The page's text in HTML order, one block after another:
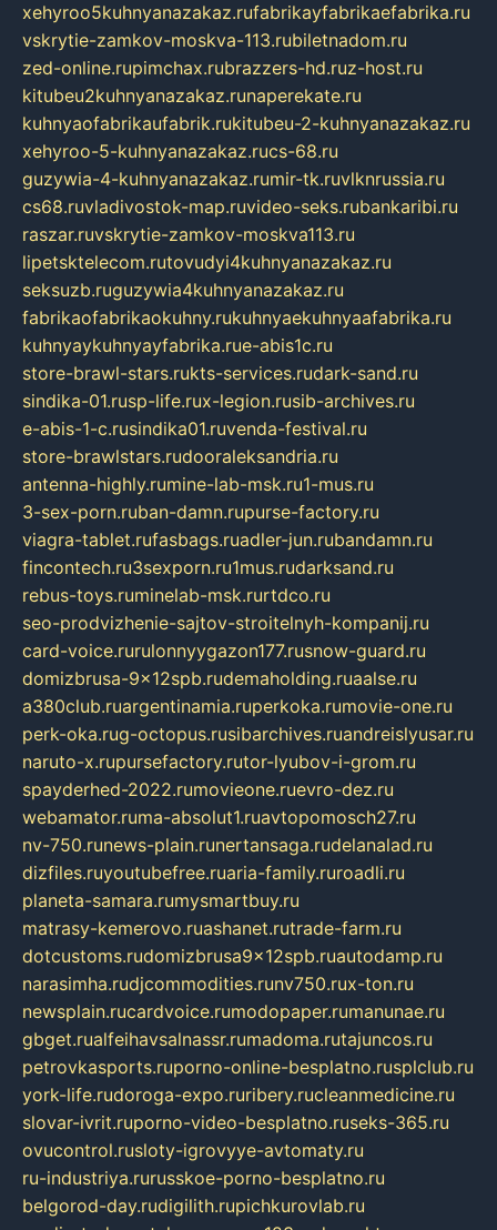
xehyroo5kuhnyanazakaz.rufabrikayfabrikaefabrika.ru
vskrytie-zamkov-moskva-113.rubiletnadom.ru
zed-online.rupimchax.rubrazzers-hd.ruz-host.ru
kitubeu2kuhnyanazakaz.runaperekate.ru
kuhnyaofabrikaufabrik.rukitubeu-2-kuhnyanazakaz.ru
xehyroo-5-kuhnyanazakaz.rucs-68.ru
guzywia-4-kuhnyanazakaz.rumir-tk.ruvlknrussia.ru
cs68.ruvladivostok-map.ruvideo-seks.rubankaribi.ru
raszar.ruvskrytie-zamkov-moskva113.ru
lipetsktelecom.rutovudyi4kuhnyanazakaz.ru
seksuzb.ruguzywia4kuhnyanazakaz.ru
fabrikaofabrikaokuhny.rukuhnyaekuhnyaafabrika.ru
kuhnyaykuhnyayfabrika.rue-abis1c.ru
store-brawl-stars.rukts-services.rudark-sand.ru
sindika-01.rusp-life.rux-legion.rusib-archives.ru
e-abis-1-c.rusindika01.ruvenda-festival.ru
store-brawlstars.rudooraleksandria.ru
antenna-highly.rumine-lab-msk.ru1-mus.ru
3-sex-porn.ruban-damn.rupurse-factory.ru
viagra-tablet.rufasbags.ruadler-jun.rubandamn.ru
fincontech.ru3sexporn.ru1mus.rudarksand.ru
rebus-toys.ruminelab-msk.rurtdco.ru
seo-prodvizhenie-sajtov-stroitelnyh-kompanij.ru
card-voice.rurulonnyygazon177.rusnow-guard.ru
domizbrusa-9x12spb.rudemaholding.ruaalse.ru
a380club.ruargentinamia.ruperkoka.rumovie-one.ru
perk-oka.rug-octopus.rusibarchives.ruandreislyusar.ru
naruto-x.rupursefactory.rutor-lyubov-i-grom.ru
spayderhed-2022.rumovieone.ruevro-dez.ru
webamator.ruma-absolut1.ruavtopomosch27.ru
nv-750.runews-plain.runertansaga.rudelanalad.ru
dizfiles.ruyoutubefree.ruaria-family.ruroadli.ru
planeta-samara.rumysmartbuy.ru
matrasy-kemerovo.ruashanet.rutrade-farm.ru
dotcustoms.rudomizbrusa9x12spb.ruautodamp.ru
narasimha.rudjcommodities.runv750.rux-ton.ru
newsplain.rucardvoice.rumodopaper.rumanunae.ru
gbget.rualfeihavsalnassr.rumadoma.rutajuncos.ru
petrovkasports.ruporno-online-besplatno.rusplclub.ru
york-life.rudoroga-expo.ruribery.rucleanmedicine.ru
slovar-ivrit.ruporno-video-besplatno.ruseks-365.ru
ovucontrol.rusloty-igrovyye-avtomaty.ru
ru-industriya.rurusskoe-porno-besplatno.ru
belgorod-day.rudigilith.rupichkurovlab.ru